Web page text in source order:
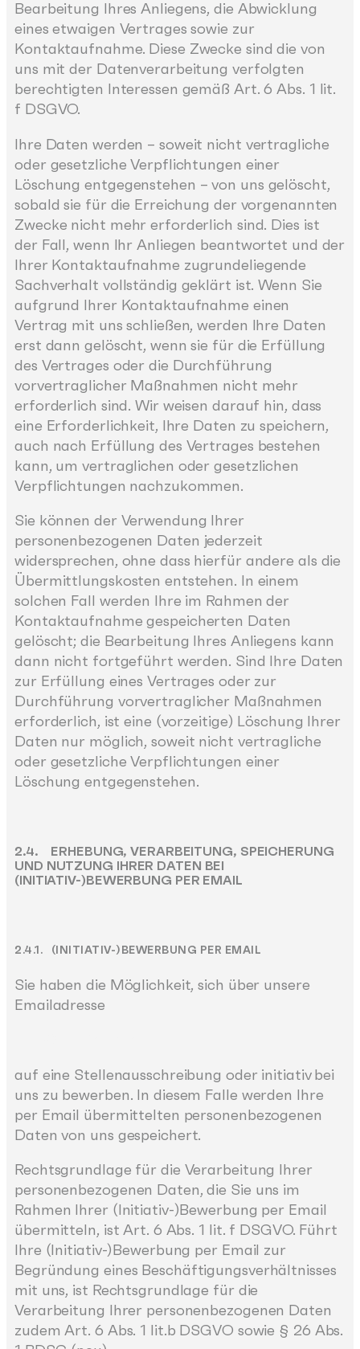
Bearbeitung Ihres Anliegens, die Abwicklung
eines etwaigen Vertrages sowie zur
Kontaktaufnahme. Diese Zwecke sind die von
uns mit der Datenverarbeitung verfolgten
berechtigten Interessen gemäß Art. 6 Abs. 1 lit.
f DSGVO.
Ihre Daten werden – soweit nicht vertragliche
oder gesetzliche Verpflichtungen einer
Löschung entgegenstehen – von uns gelöscht,
sobald sie für die Erreichung der vorgenannten
Zwecke nicht mehr erforderlich sind. Dies ist
der Fall, wenn Ihr Anliegen beantwortet und der
Ihrer Kontaktaufnahme zugrundeliegende
Sachverhalt vollständig geklärt ist. Wenn Sie
aufgrund Ihrer Kontaktaufnahme einen
Vertrag mit uns schließen, werden Ihre Daten
erst dann gelöscht, wenn sie für die Erfüllung
des Vertrages oder die Durchführung
vorvertraglicher Maßnahmen nicht mehr
erforderlich sind. Wir weisen darauf hin, dass
eine Erforderlichkeit, Ihre Daten zu speichern,
auch nach Erfüllung des Vertrages bestehen
kann, um vertraglichen oder gesetzlichen
Verpflichtungen nachzukommen.
Sie können der Verwendung Ihrer
personenbezogenen Daten jederzeit
widersprechen, ohne dass hierfür andere als die
Übermittlungskosten entstehen. In einem
solchen Fall werden Ihre im Rahmen der
Kontaktaufnahme gespeicherten Daten
gelöscht; die Bearbeitung Ihres Anliegens kann
dann nicht fortgeführt werden. Sind Ihre Daten
zur Erfüllung eines Vertrages oder zur
Durchführung vorvertraglicher Maßnahmen
erforderlich, ist eine (vorzeitige) Löschung Ihrer
Daten nur möglich, soweit nicht vertragliche
oder gesetzliche Verpflichtungen einer
Löschung entgegenstehen.
2.4. ERHEBUNG, VERARBEITUNG, SPEICHERUNG
UND NUTZUNG IHRER DATEN BEI
(INITIATIV-)BEWERBUNG PER EMAIL
2.4.1. (INITIATIV-)BEWERBUNG PER EMAIL
Sie haben die Möglichkeit, sich über unsere
Emailadresse
auf eine Stellenausschreibung oder initiativ bei
uns zu bewerben. In diesem Falle werden Ihre
per Email übermittelten personenbezogenen
Daten von uns gespeichert.
Rechtsgrundlage für die Verarbeitung Ihrer
personenbezogenen Daten, die Sie uns im
Rahmen Ihrer (Initiativ-)Bewerbung per Email
übermitteln, ist Art. 6 Abs. 1 lit. f DSGVO. Führt
Ihre (Initiativ-)Bewerbung per Email zur
Begründung eines Beschäftigungsverhältnisses
mit uns, ist Rechtsgrundlage für die
Verarbeitung Ihrer personenbezogenen Daten
zudem Art. 6 Abs. 1 lit.b DSGVO sowie § 26 Abs.